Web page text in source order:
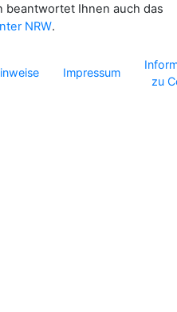
beantwortet Ihnen auch das
NRW.
Impressum
zu